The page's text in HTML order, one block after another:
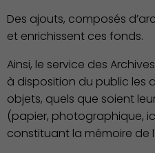
Des ajouts, composés
et enrichissent ces fonds.
Ainsi, le service des
à disposition du public les
objets, quels que soient
(papier, photographique,
constituant la mémoire de